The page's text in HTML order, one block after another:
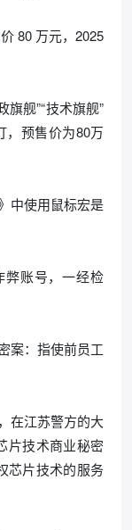
80 万元，2025
舰”“技术旗舰”
，预售价为80万
中使用鼠标宏是
弊账号，一经检
案：指使前员工
在江苏警方的大
片技术商业秘密
芯片技术的服务